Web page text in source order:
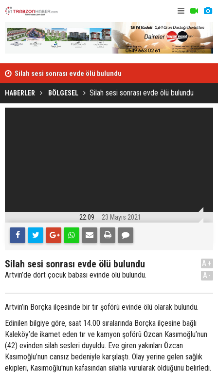
Silah sesi sonrası evde ölü bulundu
HABERLER BÖLGESEL Silah sesi sonrası evde ölü bulundu
22:09 23 Mayıs 2021
Silah sesi sonrası evde ölü bulundu
Artvin’de dört çocuk babası evinde ölü bulundu.
A+
A-
Artvin’in Borçka ilçesinde bir tır şoförü evinde ölü olarak bulundu.
Edinilen bilgiye göre, saat 14.00 sıralarında Borçka ilçesine bağlı
Kaleköy’de ikamet eden tır ve kamyon şoförü Özcan Kasımoğlu’nun
(42) evinden silah sesleri duyuldu. Eve giren yakınları Özcan
Kasımoğlu’nun cansız bedeniyle karşılaştı. Olay yerine gelen sağlık
ekipleri, Kasımoğlu'nun kafasından silahla vurularak öldüğünü belirledi.